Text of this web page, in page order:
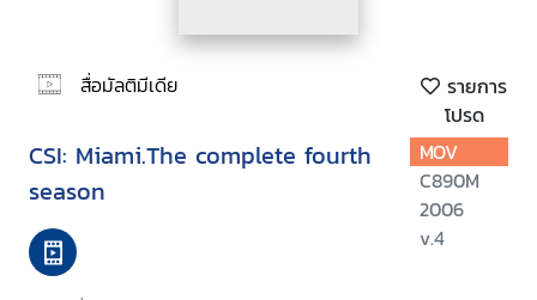
สื่อมัลติมีเดีย
รายการ
โปรด
CSI: Miami.The complete fourth
season
MOV
C890M
2006
v.4